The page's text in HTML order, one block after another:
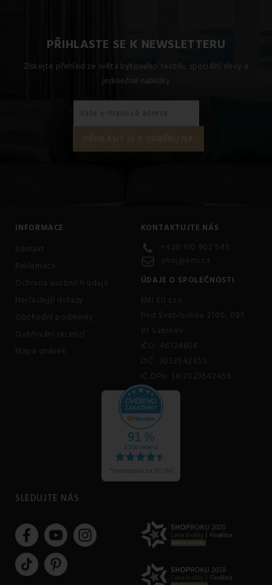
PŘIHLASTE SE K NEWSLETTERU
Získejte přehled ze světa bytového textilu, speciální slevy a
jedinečné nabídky
INFORMACE
Kontakt
Reklamace
Ochrana osobních údajů
Nejčastejší dotazy
Obchodní podmínky
Ověřování recenzí
Mapa stránek
KONTAKTUJTE NÁS
+420 910 902 545
ahoj@emi.cz
ÚDAJE O SPOLEČNOSTI
EMI EU s.r.o.
Pod Švabľovkou 2100, 083
01 Sabinov
IČO: 46726608
DIČ: 2023542455
IČ DPH: SK 2023542455
SLEDUJTE NÁS